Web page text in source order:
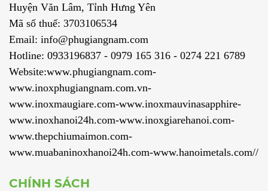
Huyện Văn Lâm, Tỉnh Hưng Yên
Mã số thuế: 3703106534
Email: info@phugiangnam.com
Hotline: 0933196837 - 0979 165 316 - 0274 221 6789
Website:www.phugiangnam.com-
www.inoxphugiangnam.com.vn-
www.inoxmaugiare.com-www.inoxmauvinasapphire-
www.inoxhanoi24h.com-www.inoxgiarehanoi.com-
www.thepchiumaimon.com-
www.muabaninoxhanoi24h.com-www.hanoimetals.com//
CHÍNH SÁCH